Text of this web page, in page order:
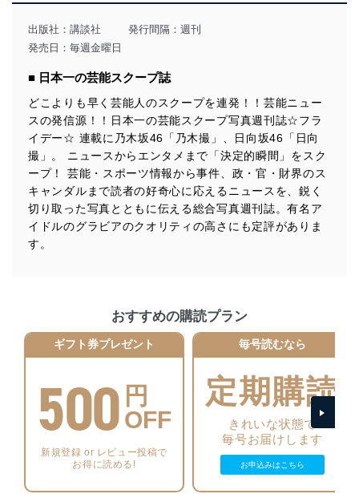
用目的を明確にし、本人の同意を得たうえで利用目的の
達成に必要な範囲内で適法かつ公正な手段によって取
得・利用・提供を行います。また、当社が保有している
個人情報は、同意を得ずに目的外利用、第三者への提
供・開示は行いません。当社においてはこれらの取り組
みを確実にするため、従業者等の教育を徹底してまいり
ます。また、目的外利用を行わないために、適切な管理
措置を講じます。
法令遵守
当社は、個人情報に関連する法令、国が定める指針及び
その他の規範を遵守します。また、当社の管理の仕組み
に、これらの法令及びその他の規範を常に適合させま
す。
施し、個人情報の漏えい、滅失またはき損の防止及び是
正に努めます。
アクセス制御
個人データを取り扱うことのできる機器及び当該
機器を取り扱う従業者を明確化し、 個人データへ
の不要なアクセスを防止しています。
アクセス者の識別と認証
機器に標準装備されているユーザー制御機能（ユ
ーザーアカウント制御）により、個人情報データ
ベース等を取り扱う情報システムを使用する従業
出版社： 講談社
発行間隔：週刊
発売日：毎週金曜日
■ 日本一の芸能スクープ誌
どこよりも早く芸能人のスクープを連発！！芸能ニュー
スの発信源！！日本一の芸能スクープ写真週刊誌☆フラ
イデー☆ 連載に乃木坂46「乃木撮」、日向坂46「日向
撮」。 ニュースからエンタメまで「決定的瞬間」をスク
ープ！ 芸能・スポーツ情報から事件、政・官・財界のス
キャンダルまで読者の好奇心に応えるニュースを、鋭く
切り取った写真とともに伝える総合写真週刊誌。有名ア
イドルのグラビアのクオリティの高さにも定評がありま
す。
おすすめの購読プラン
ギフト券プレゼント
500 円
OFF
新規登録 or レビュー投稿で
お得に読める!
毎号読むなら
定期購読
きれいな状態で
毎号お届けします
お申込みはこちら